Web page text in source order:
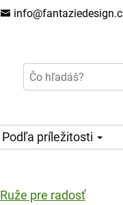
Podľa príležitosti
Ruže pre radosť